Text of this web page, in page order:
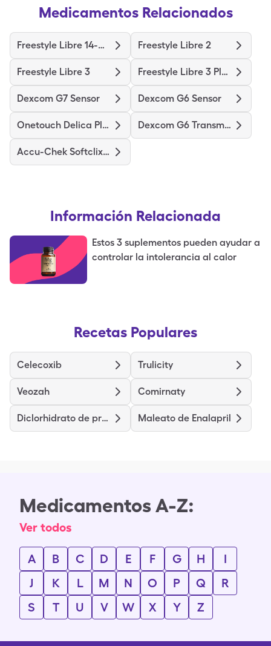
Medicamentos Relacionados
Freestyle Libre 14-Day Freestyle Libre 2
Freestyle Libre 3 Freestyle Libre 3 Plus Sensor
Dexcom G7 Sensor Dexcom G6 Sensor
Onetouch Delica Plus Dexcom G6 Transmitter
Accu-Chek Softclix Lancets
Información Relacionada
Estos 3 suplementos pueden ayudar a
controlar la intolerancia al calor
Recetas Populares
Celecoxib Trulicity
Veozah Comirnaty
Diclorhidrato de pramipexole Maleato de Enalapril
Medicamentos A-Z:
Ver todos
A B C D E F G H
I
J
K L M N O P Q
R
S
T U V W X Y Z